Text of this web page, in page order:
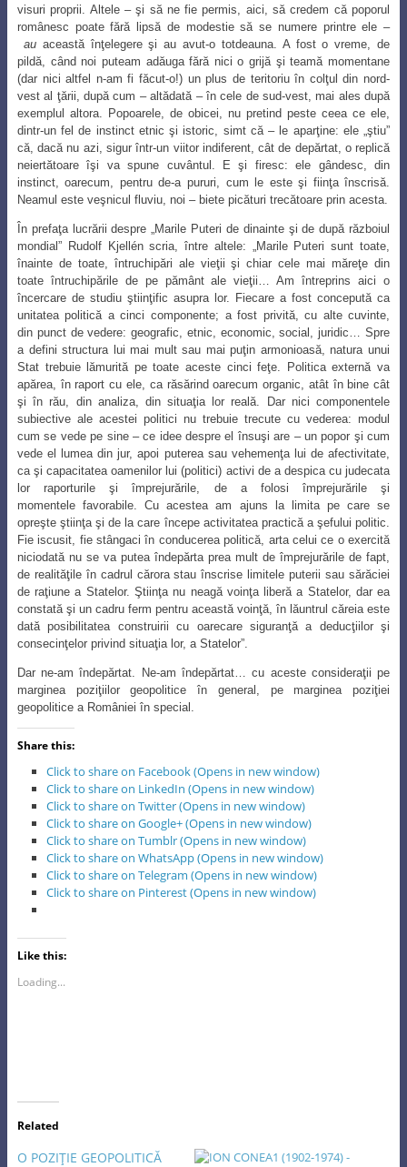
visuri proprii. Altele – şi să ne fie permis, aici, să credem că poporul
românesc poate fără lipsă de modestie să se numere printreele –
auaceastă înţelegere şi au avut-o totdeauna. A fost o vreme, de
pildă, când noi puteam adăuga fără nici o grijă şi teamă momentane
(dar nici altfel n-am fi făcut-o!) un plus de teritoriu în colţul din nord-
vest al ţării, după cum – altădată – în cele de sud-vest, mai ales după
exemplul altora. Popoarele, de obicei, nu pretind peste ceea ce ele,
dintr-un fel de instinct etnic şi istoric, simt că – le aparţine: ele „ştiu”
că, dacă nu azi, sigur într-un viitor indiferent, cât de depărtat, o replică
neiertătoareîşi va spune cuvântul. E şi firesc: ele gândesc, din
instinct, oarecum, pentru de-a pururi, cum le este şi fiinţa înscrisă.
Neamul este veşnicul fluviu, noi – biete picături trecătoareprin acesta.
În prefaţa lucrării despre „Marile Puteri de dinainte şi de după războiul
mondial” Rudolf Kjellén scria, între altele: „Marile Puteri sunt toate,
înainte de toate, întruchipări ale vieţii şi chiar cele mai măreţe din
toate întruchipările de pe pământ ale vieţii… Am întreprins aici o
încercare de studiu ştiinţific asupra lor. Fiecare a fost concepută ca
unitatea politică a cinci componente; a fost privită, cu alte cuvinte,
din punct de vedere: geografic, etnic, economic, social, juridic… Spre
a defini structura lui mai mult sau mai puţin armonioasă, natura unui
Stat trebuie lămurită pe toate aceste cinci feţe. Politica externă va
apărea, în raport cu ele, ca răsărind oarecum organic, atât în bine cât
şi în rău, din analiza, din situaţia lor reală. Dar nici componentele
subiective ale acestei politici nu trebuie trecute cu vederea: modul
cum se vede pe sine – ce idee despre el însuşi are – un popor şi cum
vede el lumea din jur, apoi putereasau vehemenţa lui de afectivitate,
ca şi capacitatea oamenilor lui (politici) activi de a despica cu judecata
lor raporturile şi împrejurările, de a folosi împrejurările şi
momentelefavorabile. Cu acestea am ajuns la limita pe care se
opreşte ştiinţa şi de la care începe activitatea practică a şefului politic.
Fie iscusit, fie stângaci în conducerea politică , arta celui ce o exercită
niciodată nu se va putea îndepărta prea mult de împrejurările de fapt,
de realităţile în cadrul cărora stau înscrise limitele puterii sau sărăciei
de raţiune a Statelor. Ştiinţa nu neagă voinţa liberă a Statelor, dar ea
constată şi un cadru ferm pentru această voinţă, în lăuntrul căreia este
dată posibilitatea construirii cu oarecare siguranţă a deducţiilor şi
consecinţelor privind situaţia lor, a Statelor”.
Dar ne-am îndepărtat. Ne-am îndepărtat… cu aceste consideraţii pe
marginea poziţiilor geopolitice în general, pe marginea poziţiei
geopolitice a României în special
Share this:
Click to share on Facebook (Opens in new window)
Click to share on LinkedIn (Opens in new window)
Click to share on Twitter (Opens in new window)
Click to share on Google+ (Opens in new window)
Click to share on Tumblr (Opens in new window)
Click to share on WhatsApp (Opens in new window)
Click to share on Telegram (Opens in new window)
Click to share on Pinterest (Opens in new window)
Like this:
Loading...
Related
O POZIŢIE GEOPOLITICĂ